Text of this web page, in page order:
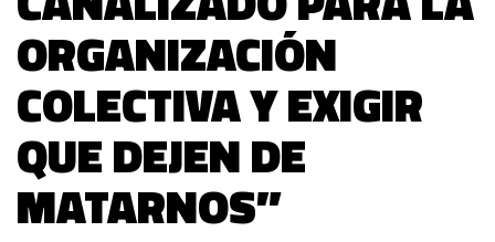
ORGANIZACIÓN
COLECTIVA Y EXIGIR
QUE DEJEN DE
MATARNOS”